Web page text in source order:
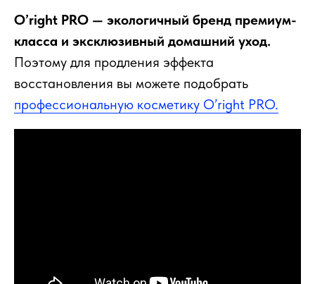
O’right PRO — экологичный бренд премиум-
класса и эксклюзивный домашний уход.
Поэтому для продления эффекта
восстановления вы можете подобрать
профессиональную косметику O’right PRO.